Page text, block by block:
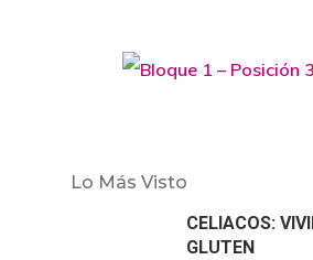
Lo Más Visto
CELIACOS:
GLUTEN